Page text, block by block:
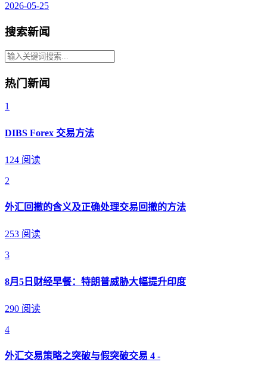
2026-05-25
搜索新闻
热门新闻
1
DIBS Forex 交易方法
124 阅读
2
外汇回撤的含义及正确处理交易回撤的方法
253 阅读
3
8月5日财经早餐：特朗普威胁大幅提升印度
290 阅读
4
外汇交易策略之突破与假突破交易 4 -